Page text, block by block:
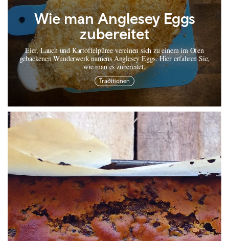
Wie man Anglesey Eggs
zubereitet
Eier, Lauch und Kartoffelpüree vereinen sich zu einem im Ofen
gebackenen Wunderwerk namens Anglesey Eggs. Hier erfahren Sie,
wie man es zubereitet.
Traditionen